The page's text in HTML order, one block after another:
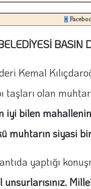
BASIN
Kemal
taşları olan
iyi bilen
muhtarın
yaptığı